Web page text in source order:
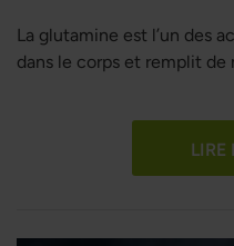
La glutamine est l’un des
dans le corps et remplit
acide aminé joue un rôle
immunitaire, la
LIRE